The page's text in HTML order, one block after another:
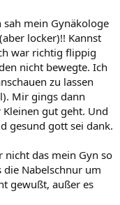
mein Gynäkologe
locker)!! Kannst
war richtig flippig
nicht bewegte. Ich
zu lassen
Mir gings dann
gut geht. Und
gesund gott sei dank.
nicht das mein Gyn so
die Nabelschnur um
gewußt, außer es